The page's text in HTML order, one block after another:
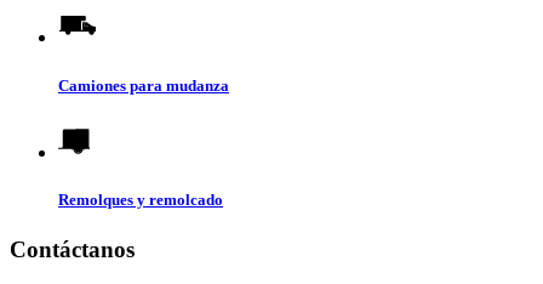
Camiones para mudanza
Remolques y remolcado
Contáctanos